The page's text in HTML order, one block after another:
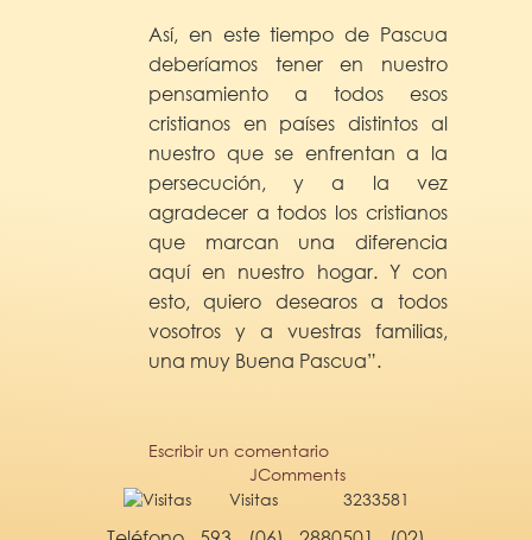
Así, en este tiempo de Pascua
deberíamos tener en nuestro
pensamiento a todos esos
cristianos en países distintos al
nuestro que se enfrentan a la
persecución, y a la vez
agradecer a todos los cristianos
que marcan una diferencia
aquí en nuestro hogar. Y con
esto, quiero desearos a todos
vosotros y a vuestras familias,
una muy Buena Pascua”.
Escribir un comentario
JComments
Visitas
3233581